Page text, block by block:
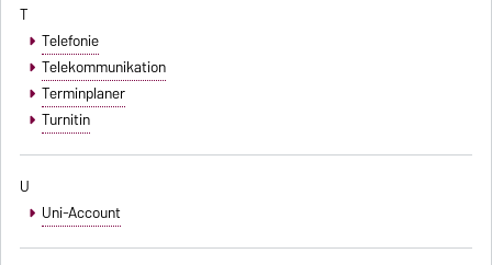
T
Telefonie
Telekommunikation
Terminplaner
Turnitin
U
Uni-Account